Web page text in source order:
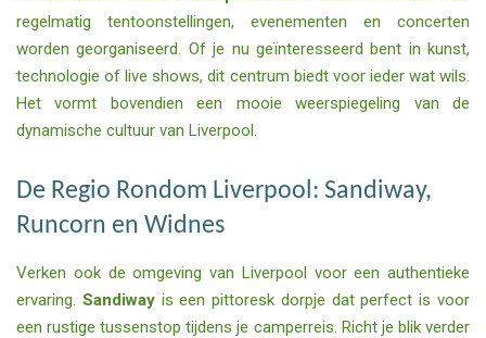
regelmatig tentoonstellingen, evenementen en concerten
worden georganiseerd. Of je nu geïnteresseerd bent in kunst,
technologie of live shows, dit centrum biedt voor ieder wat wils.
Het vormt bovendien een mooie weerspiegeling van de
dynamische cultuur van Liverpool.
De Regio Rondom Liverpool: Sandiway,
Runcorn en Widnes
Verken ook de omgeving van Liverpool voor een authentieke
ervaring. Sandiwayis een pittoresk dorpje dat perfect is voor
een rustige tussenstop tijdens je camperreis. Richt je blik verder